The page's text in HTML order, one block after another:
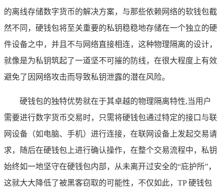
的离线存储数字货币的解决方案，与那些依赖网络的软钱包截
然不同，硬钱包将至关重要的私钥稳稳地存储在一个独立的硬
件设备之中，并且不与网络直接相连，这种物理隔离的设计，
就像是为私钥筑起了一道坚不可摧的防线，在很大程度上有效
避免了因网络攻击而导致私钥泄露的潜在风险。
硬钱包的独特优势就在于其卓越的物理隔离特性,当用户
需要进行数字货币交易时，只需将硬钱包通过特定的接口与联
网设备（如电脑、手机）进行连接，在联网设备上发起交易请
求，随后在硬钱包上进行确认操作，在整个交易流程中，私钥
始终如一地坚守在硬钱包内部，从未离开过安全的“庇护所”，
这就大大降低了被黑客窃取的可能性，不仅如此，TP 硬钱包